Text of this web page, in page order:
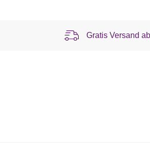
Gratis Versand ab